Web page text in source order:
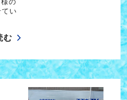
い
む